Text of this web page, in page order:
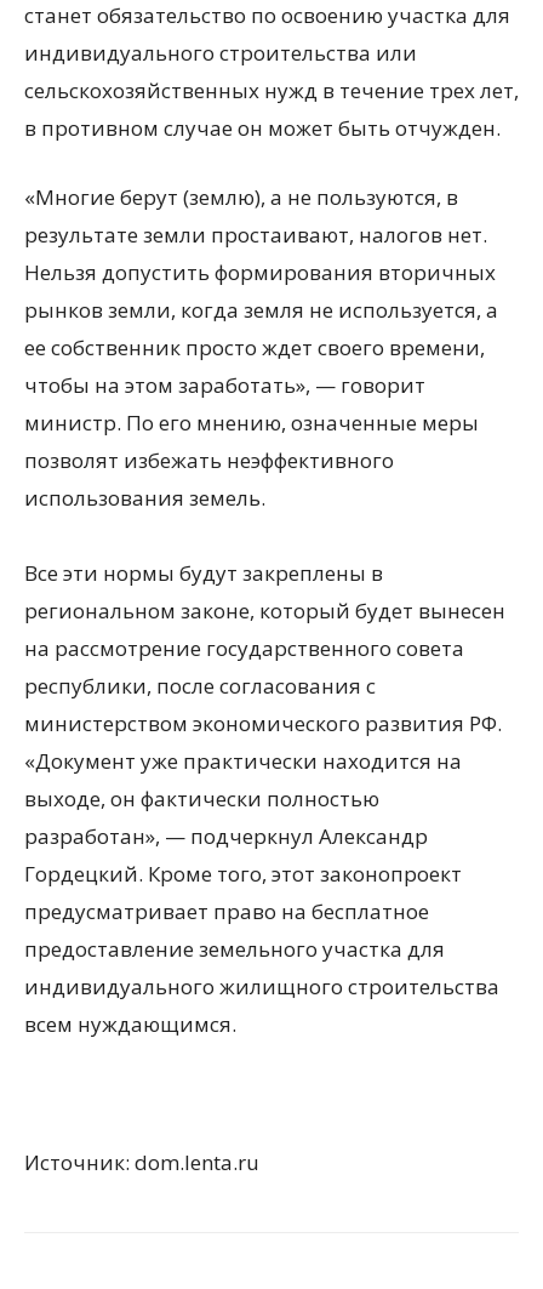
станет обязательство по освоению участка для
индивидуального строительства или
сельскохозяйственных нужд в течение трех лет,
в противном случае он может быть отчужден.
«Многие берут (землю), а не пользуются, в
результате земли простаивают, налогов нет.
Нельзя допустить формирования вторичных
рынков земли, когда земля не используется, а
ее собственник просто ждет своего времени,
чтобы на этом заработать», — говорит
министр. По его мнению, означенные меры
позволят избежать неэффективного
использования земель.
Все эти нормы будут закреплены в
региональном законе, который будет вынесен
на рассмотрение государственного совета
республики, после согласования с
министерством экономического развития РФ.
«Документ уже практически находится на
выходе, он фактически полностью
разработан», — подчеркнул Александр
Гордецкий. Кроме того, этот законопроект
предусматривает право на бесплатное
предоставление земельного участка для
индивидуального жилищного строительства
всем нуждающимся.
Источник: dom.lenta.ru